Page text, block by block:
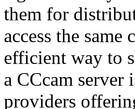
them for
access the
efficient way to
a CCcam server
providers